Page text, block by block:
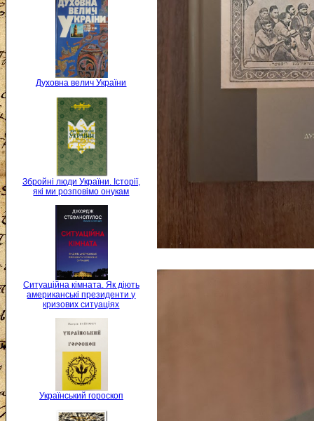
Духовна велич України
Збройні люди України. Історії,
які ми розповімо онукам
Ситуаційна кімната. Як діють
американські президенти у
кризових ситуаціях
Український гороскоп